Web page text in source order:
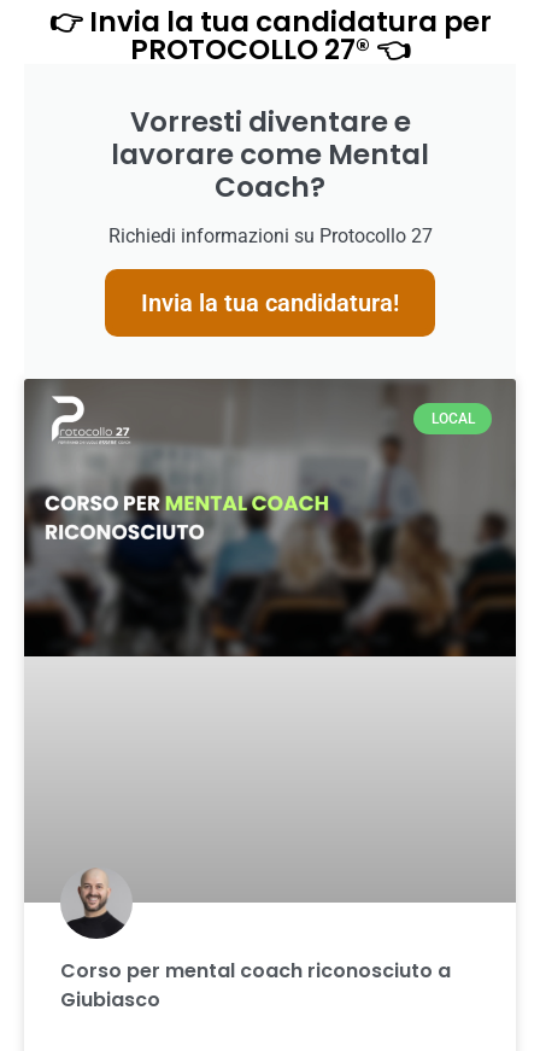
👉 Invia la tua candidatura per
PROTOCOLLO 27® 👈
Vorresti diventare e
lavorare come Mental
Coach?
Richiedi informazioni su Protocollo 27
Invia la tua candidatura!
LOCAL
Corso per mental coach riconosciuto a
Giubiasco